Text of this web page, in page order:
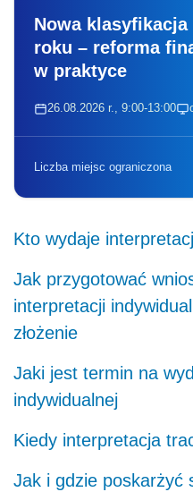
Nowa klasyfikacja
roku – reforma
w praktyce
26.08.2026 r., 9:00-13:00
Liczba miejsc ograniczona
Kto wydaje
Jak przygotować
interpretacji
złożenie
Jaki jest termin na
indywidualnej
Kiedy interpretacja
Jak i gdzie poskarżyć